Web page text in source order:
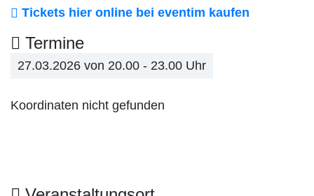
Tickets hier online bei eventim kaufen
Termine
27.03.2026 von 20.00 - 23.00 Uhr
Koordinaten nicht gefunden